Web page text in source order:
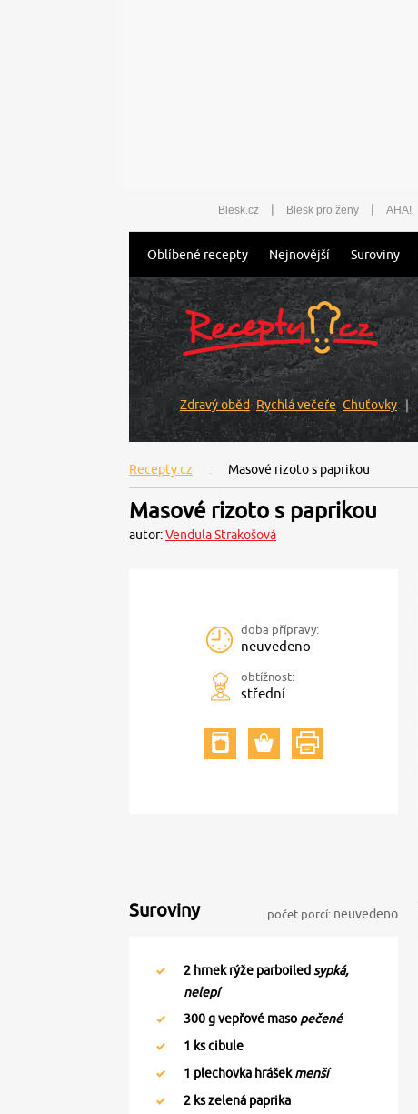
Blesk.cz | Blesk pro ženy | AHA!
Oblíbené recepty Nejnovější Suroviny
Zdravý oběd Rychlá večeře Chuťovky
Recepty.cz Masové rizoto s paprikou
Masové rizoto s paprikou
autor:Vendula Strakošová
doba přípravy:
neuvedeno
obtížnost:
střední
Suroviny počet porcí: neuvedeno
2 hrnek rýže parboiled sypká,
nelepí
300g vepřové maso pečené
1 ks cibule
1 plechovka hrášekmenší
2 ks zelená paprika